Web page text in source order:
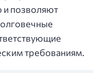
позволяют
требованиям.